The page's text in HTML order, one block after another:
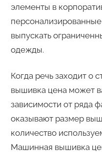
элементы в
выпускать
одежды.
Когда речь заходит о
вышивка цена может
зависимости от ряда
оказывают размер
количество
Машинная вышивка